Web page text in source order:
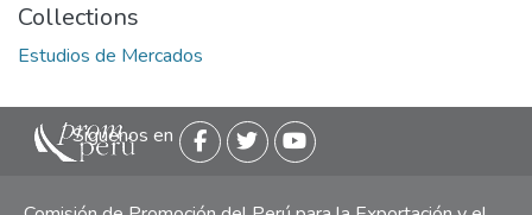
Collections
Estudios de Mercados
Siguenos en